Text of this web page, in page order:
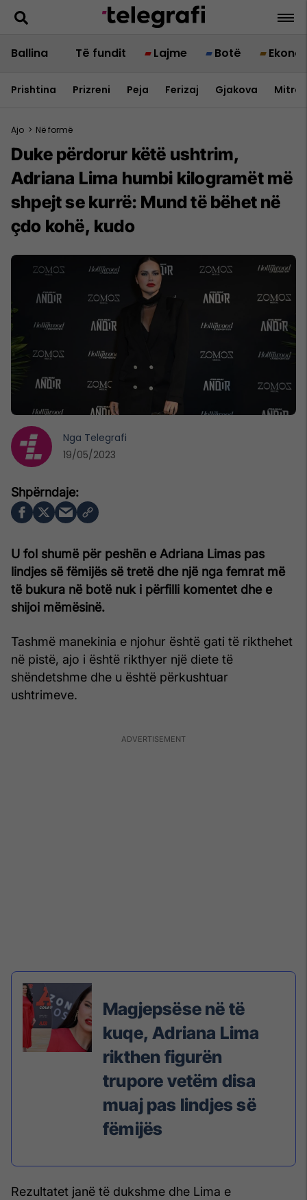
Ballina Të fundit Lajme Botë
Prishtina Prizreni Peja Ferizaj Gjakova
Ajo > Në formë
Duke përdorur këtë ushtrim,
Adriana Lima humbi kilogramët më
shpejt se kurrë: Mund të bëhet në
çdo kohë, kudo
U fol shumë për peshën e Adriana Limas pas
lindjes së fëmijës së tretë dhe një nga femrat më
të bukura në botë nuk i përfilli komentet dhe e
shijoi mëmësinë.
Tashmë manekinia e njohur është gati të rikthehet
në pistë, ajo i është rikthyer një diete të
shëndetshme dhe u është përkushtuar
ushtrimeve.
Magjepsëse në të
kuqe, Adriana Lima
rikthen figurën
trupore vetëm disa
muaj pas lindjes së
fëmijës
Rezultatet janë të dukshme dhe Lima e
Nga Telegrafi
19/05/2023